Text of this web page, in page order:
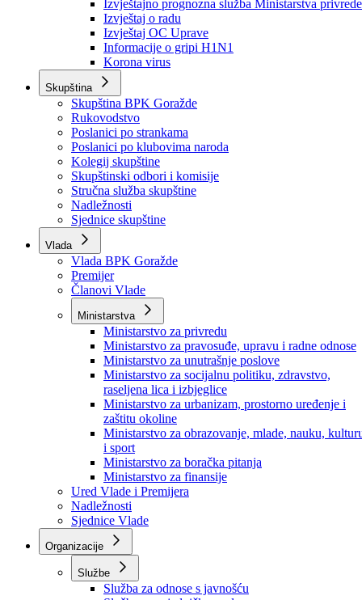
Obavještenja i izvještaji
Obavještenja Vlade
Izvještajno prognozna služba Ministarstva privrede
Izvještaj o radu
Izvještaj OC Uprave
Informacije o gripi H1N1
Korona virus
Skupština
Skupština BPK Goražde
Rukovodstvo
Poslanici po strankama
Poslanici po klubovima naroda
Kolegij skupštine
Skupštinski odbori i komisije
Stručna služba skupštine
Nadležnosti
Sjednice skupštine
Vlada
Vlada BPK Goražde
Premijer
Članovi Vlade
Ministarstva
Ministarstvo za privredu
Ministarstvo za pravosuđe, upravu i radne odnose
Ministarstvo za unutrašnje poslove
Ministarstvo za socijalnu politiku, zdravstvo,
raseljena lica i izbjeglice
Ministarstvo za urbanizam, prostorno uređenje i
zaštitu okoline
Ministarstvo za obrazovanje, mlade, nauku,
i sport
Ministarstvo za boračka pitanja
Ministarstvo za finansije
Ured Vlade i Premijera
Nadležnosti
Sjednice Vlade
Organizacije